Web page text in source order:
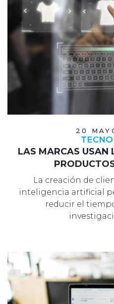
20
LAS MARCAS USAN
La creación de
inteligencia artificial
reducir el